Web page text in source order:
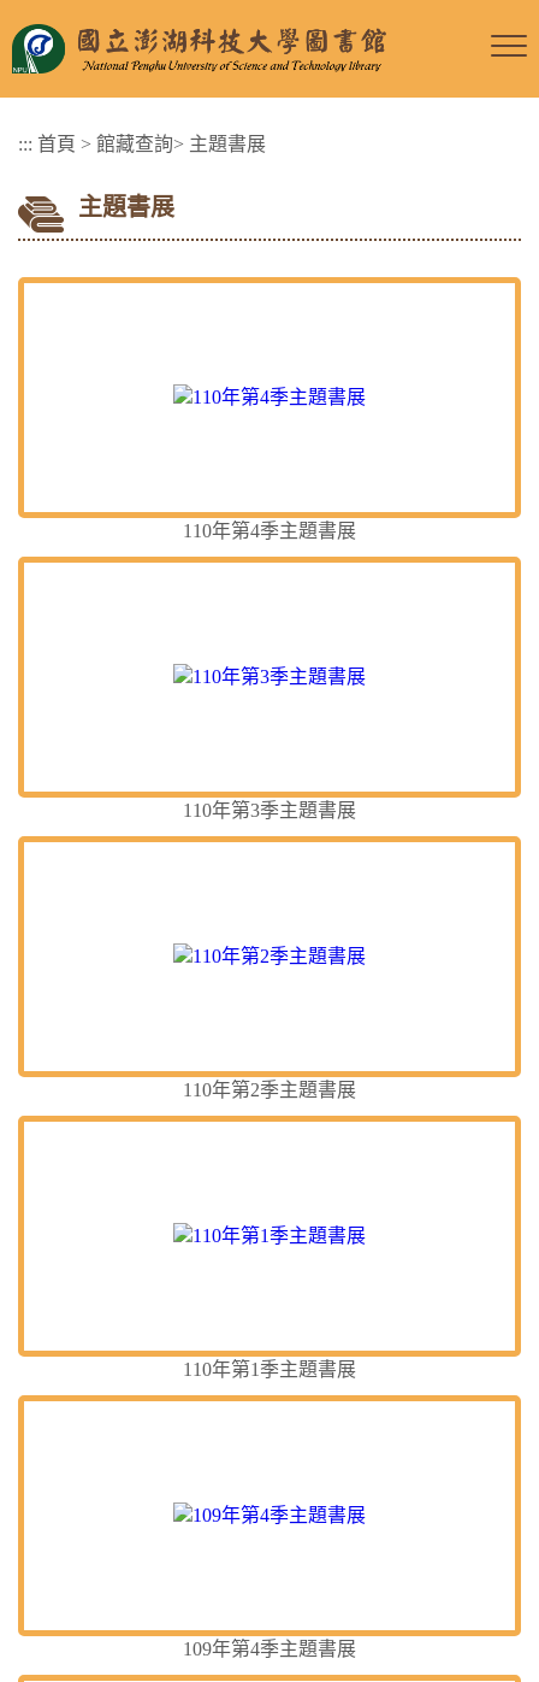
::: 首頁 > 館藏查詢> 主題書展
主題書展
110年第4季主題書展
110年第3季主題書展
110年第2季主題書展
110年第1季主題書展
109年第4季主題書展